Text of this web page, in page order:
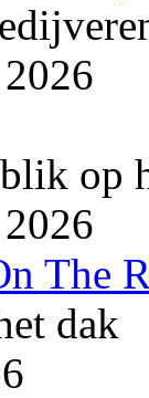
op
The
dak